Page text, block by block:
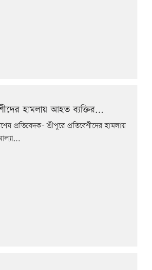
হামলায় আহত ব্যক্তির...
প্রতিবেদক- শ্রীপুরে প্রতিবেশীদের হামলায়